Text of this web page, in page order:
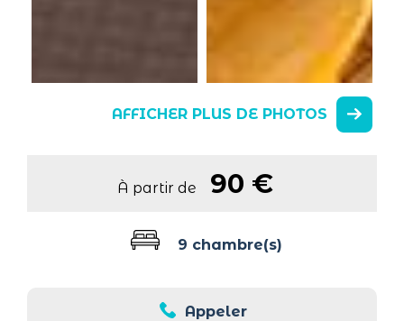
AFFICHER PLUS DE PHOTOS
À partir de 90 €
9 chambre(s)
Appeler